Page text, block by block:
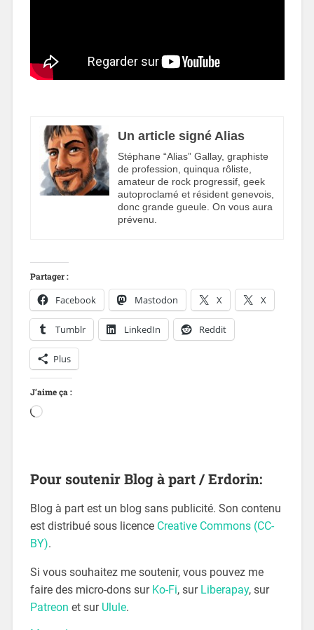
Un article signé Alias
Stéphane “Alias” Gallay, graphiste
de profession, quinqua rôliste,
amateur de rock progressif, geek
autoproclamé et résident genevois,
donc grande gueule. On vous aura
prévenu.
Partager :
Facebook Mastodon X X
Tumblr LinkedIn Reddit
Plus
J’aime ça :
Pour soutenir Blog à part / Erdorin:
Blog à part est un blog sans publicité. Son contenu
est distribué sous licence Creative Commons (CC-
BY).
Si vous souhaitez me soutenir, vous pouvez me
faire des micro-dons sur Ko-Fi, sur Liberapay, sur
Patreon et sur Ulule.